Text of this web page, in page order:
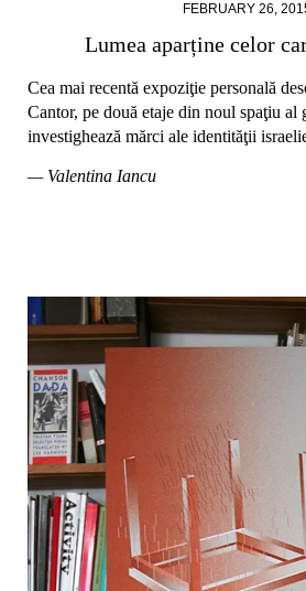
FEBRUARY 26,
Lumea aparține celor
Cea mai recentă expoziţie personală
Cantor, pe două etaje din noul spaţiu al
investighează mărci ale identităţii
— Valentina Iancu